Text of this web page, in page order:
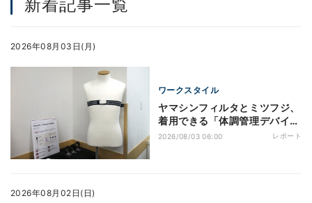
新着記事一覧
2026年08月03日(月)
ワークスタイル
ヤマシンフィルタとミツフジ、
着用できる「体調管理デバイ
ス」を開発 - 熱中症対策も視野
2026/08/03 06:00 レポート
2026年08月02日(日)